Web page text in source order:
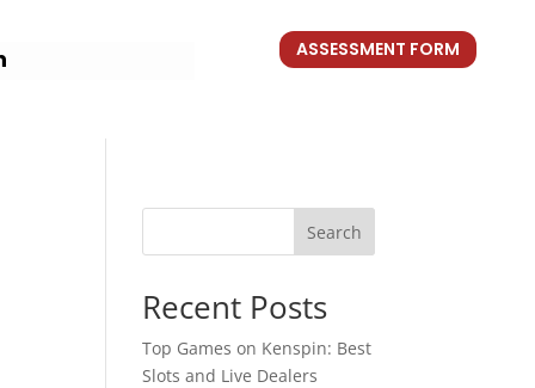
ASSESSMENT FORM
Search
Recent Posts
Top Games on Kenspin: Best
Slots and Live Dealers